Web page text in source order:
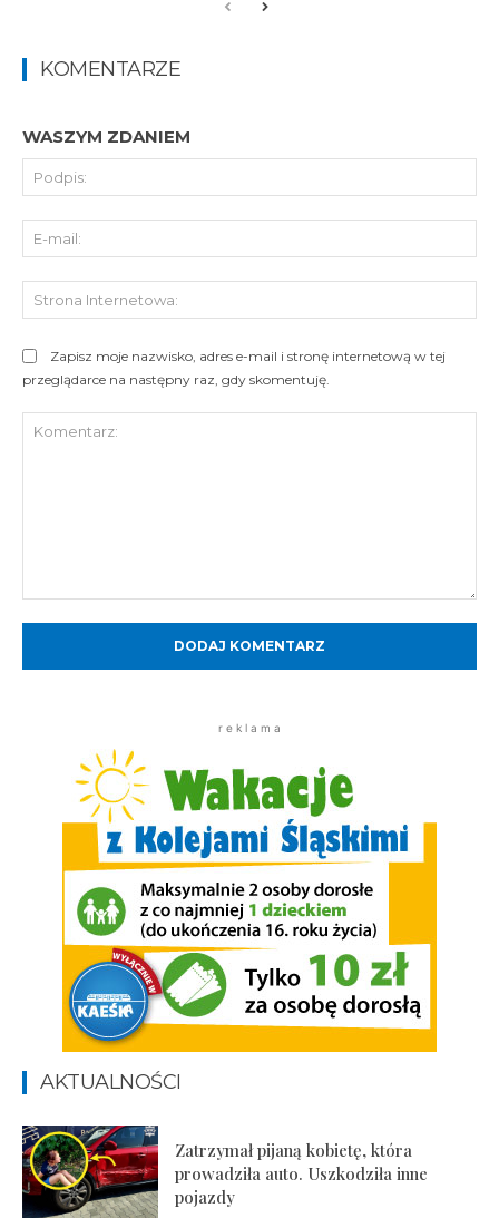
KOMENTARZE
WASZYM ZDANIEM
Zapisz moje nazwisko, adres e-mail i stronę internetową w tej
przeglądarce na następny raz, gdy skomentuję.
r e k l a m a
AKTUALNOŚCI
Zatrzymał pijaną kobietę, która
prowadziła auto. Uszkodziła inne
pojazdy